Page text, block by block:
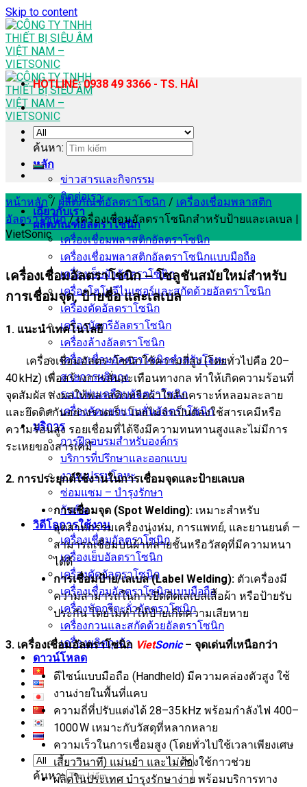
Skip to content
หลัก
ข่าวสารและกิจกรรม
ติดต่อเรา
เกี่ยวกับเรา
ผลิตภัณฑ์อัลตราโซนิก
เครื่องเชื่อมพลาสติกอัลตราโซนิก
เครื่องเชื่อมพลาสติกอัลตราโซนิกแบบมือถือ
เครื่องเย็บผ้าอัลตราโซนิก
เครื่องโฮโมจีไนเซอร์และสกัดด้วยอัลตราโซนิก
เครื่องตัดอัลตราโซนิก
เครื่องบัดกรีอัลตราโซนิก
เครื่องล้างอัลตราโซนิก
เครื่องเชื่อมอัลตราโซนิกสำหรับโลหะ
สายการผลิตถุง
ระบบพ่นเคลือบอัลตราโซนิก
เครื่องคัดแยกแบบสั่นอัลตราโซนิก
บริการ
การฝึกอบรมสำหรับองค์กร
บริการที่ปรึกษาและออกแบบ
งานแปรรูปโลหะ
ซ่อมแซม – บำรุงรักษา
กันซึม
วิดีโอการใช้งาน
เครื่องเชื่อมอัลตราโซนิก
เครื่องเย็บอัลตราโซนิก
เครื่องตัดอัลตราโซนิก
เครื่องเชื่อมอัลตราโซนิกแบบมือถือ
เครื่องบัดกรีตะกั่วอัลตราโซนิก
เครื่องกวนและสกัดด้วยอัลตราโซนิก
เครื่องผลิตถุงผ้า
ดาวน์โหลด
ค้นหา:
HOTLINE: 0938 49 3366 - TS. HẢI
ค้นหา:
หน้าหลัก / ผลิตภัณฑ์อัลตราโซนิก / เครื่องเชื่อมพลาสติก
อัลตราโซนิก /เครื่องเชื่อมอัลตราโซนิกสำหรับป้ายและเลเบล |
VietSonic
เครื่องเชื่อมอัลตราโซนิก – โซลูชันสมัยใหม่สำหรับ
การเชื่อมจุด, ป้ายชื่อ และเลเบล
1. แนะนำเทคโนโลยี
เครื่องเชื่อมอัลตราโซนิกใช้ความถี่สูง (โดยทั่วไปคือ 20–
40 kHz) เพื่อสร้างการสั่นสะเทือนทางกล ทำให้เกิดความร้อนที่
จุดสัมผัส ส่งผลให้พลาสติกหรือผ้าใยสังเคราะห์หลอมละลาย
และยึดติดกันอย่างรวดเร็ว โดยไม่จำเป็นต้องใช้สารเคมีหรือ
ความร้อนสูง รอยเชื่อมที่ได้จึงมีความทนทานสูงและไม่มีการ
ระเหยของสารเคมี
2. การประยุกต์ใช้งานในการเชื่อมจุดและป้ายเลเบล
การเชื่อมจุด (Spot Welding): เหมาะสำหรับ
อุตสาหกรรมเครื่องนุ่งห่ม, การแพทย์, และยานยนต์ —
สามารถเชื่อมบนผ้าหลายชั้นหรือวัสดุที่มีความหนา
ได้ดี
การเชื่อมป้าย/เลเบล (Label Welding): ตัวเครื่องมี
ความสามารถในการยึดติดเลเบลเสื้อผ้า หรือป้ายรับ
ประกัน โดยไม่ทำให้ป้ายเกิดความเสียหาย
3. เครื่องเชื่อมอัลตราโซนิก VietSonic– จุดเด่นที่เหนือกว่า
ดีไซน์แบบมือถือ (Handheld) มีความคล่องตัวสูง ใช้
งานง่ายในพื้นที่แคบ
ความถี่ที่ปรับแต่งได้ 28–35 kHz พร้อมกำลังไฟ 400–
1000 W เหมาะกับวัสดุที่หลากหลาย
ความเร็วในการเชื่อมสูง (โดยทั่วไปใช้เวลาเพียงเศษ
เสี้ยววินาที) แม่นยำ และไม่ต้องใช้กาวช่วย
ผลิตในประเทศ บำรุงรักษาง่าย พร้อมบริการทาง